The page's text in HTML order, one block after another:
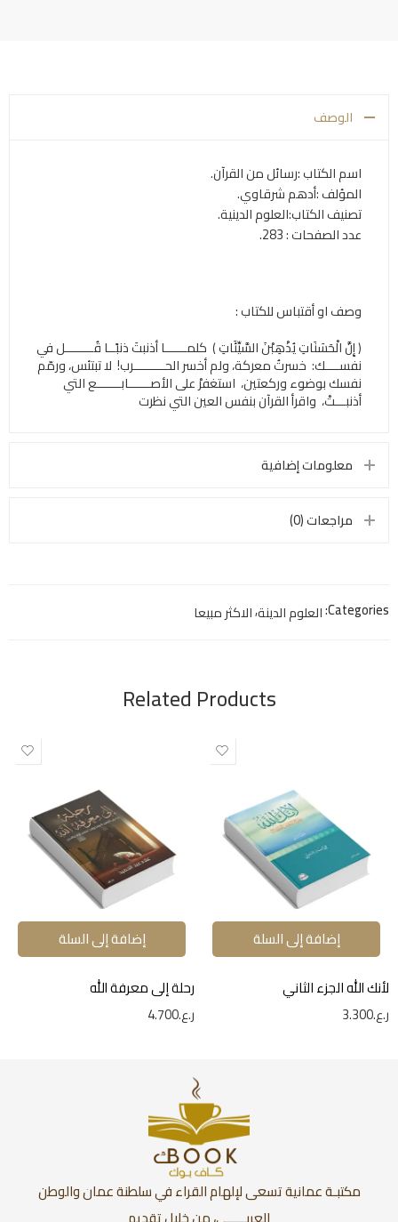
الوصف
اسم الكتاب:رسائل من القرآن.
المؤلف :أدهم شرقاوي.
تصنيف الكتاب:العلوم الدينية.
عدد الصفحات : 283.
وصف او أقتباس للكتاب :
﴿ إِنَّ الْحَسَنَاتِ يُذْهِبْنَ السَّيِّئَاتِ ﴾ ‫ ‏كلمــــــا أذنبتَ ذنبًــا قُــــــــل في
نفســــك: ‫ ‏خسرتُ معركة، ولم أخسر الحـــــــــرب! ‫ ‏لا تبتئس، ورمّم
نفسك بوضوء وركعتين، ‫ ‏استغفرْ على الأصــــــابـــــــع التي
أذنبـــتْ، ‫ ‏واقرأ القرآن بنفس العين التي نظرت
معلومات إضافية
مراجعات (0)
Categories: العلوم الدينة,الاكثر مبيعا
Related Products
إضافة إلى السلة
لأنك الله الجزء الثاني
ر.ع.3.300
إضافة إلى السلة
رحلة إلى معرفة الله
ر.ع.4.700
مكتبـة عمانية تسعى لإلهام القراء في سلطنة عمان والوطن